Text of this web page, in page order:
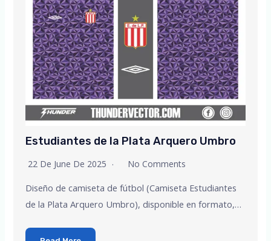
Estudiantes de la Plata Arquero Umbro
22 De June De 2025 No Comments
Diseño de camiseta de fútbol (Camiseta Estudiantes
de la Plata Arquero Umbro), disponible en formato,…